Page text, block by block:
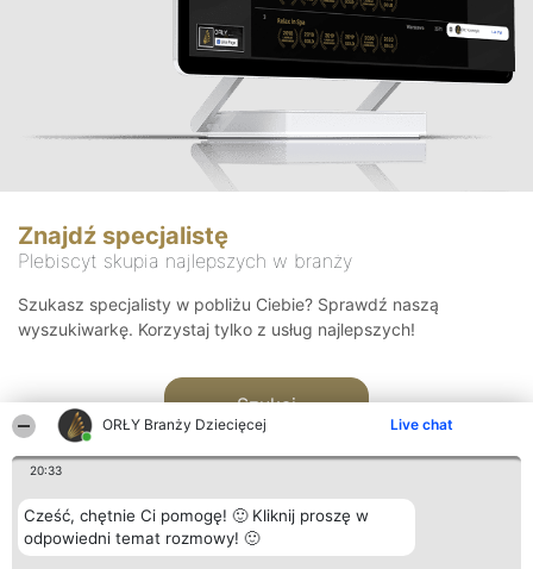
ORŁY Branży Dziecięcej Live chat
20:33
Cześć, chętnie Ci pomogę! 🙂 Kliknij proszę w
odpowiedni temat rozmowy! 🙂
Znajdź specjalistę
Plebiscyt skupia najlepszych w branży
Szukasz specjalisty w pobliżu Ciebie? Sprawdź naszą
wyszukiwarkę. Korzystaj tylko z usług najlepszych!
Szukaj